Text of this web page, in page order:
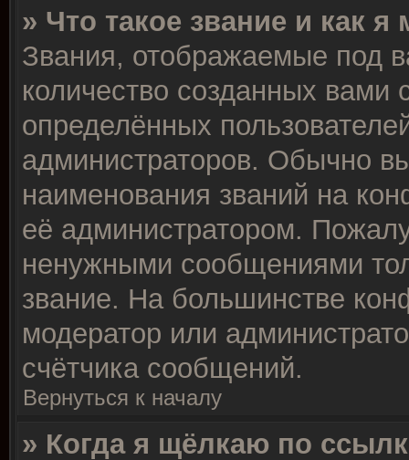
» Что такое звание и как я
Звания, отображаемые под
количество созданных
определённых
администраторов. Обычно
наименования званий на
её администратором.
ненужными сообщениями
звание. На большинстве
модератор или
счётчика сообщений.
Вернуться к началу
» Когда я щёлкаю по